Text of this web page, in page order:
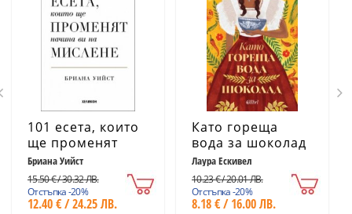
101 есета, които
ще променят
начина ви на
мислене
Бриана Уийст
15.50 € / 30.32 ЛВ.
Отстъпка -20%
12.40 € / 24.25 ЛВ.
Като гореща
вода за шоколад
(ново издание)
Лаура Ескивел
10.23 € / 20.01 ЛВ.
Отстъпка -20%
8.18 € / 16.00 ЛВ.